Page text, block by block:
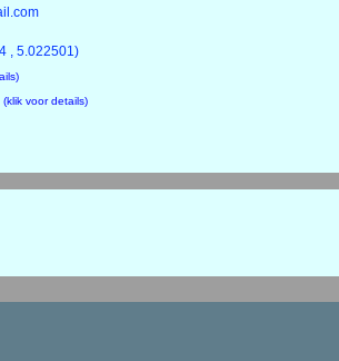
, 5.022501)
(klik voor details)